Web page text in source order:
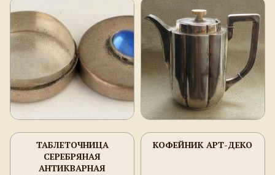
ТАБЛЕТОЧНИЦА
СЕРЕБРЯНАЯ
АНТИКВАРНАЯ
КОФЕЙНИК АРТ-ДЕКО